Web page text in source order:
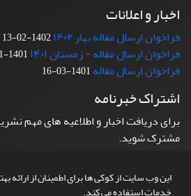
این وب سایت از کوکی ها برای اطمینان از ارائه
خدمات استفاده می کند.
اخبار و اعلانات
فراخوان ارسال مقاله بهار ۱۴۰۲ 1402-02-13
فراخوان ارسال مقاله - زمستان ۱۴۰۱ 1401-11-05
فراخوان ارسال مقاله1401-03-16
اشتراک خبرنامه
برای دریافت اخبار و اطلاعیه های مهم
مشترک شوید.